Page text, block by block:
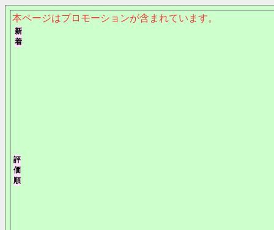
本ページはプロモーションが含まれています。